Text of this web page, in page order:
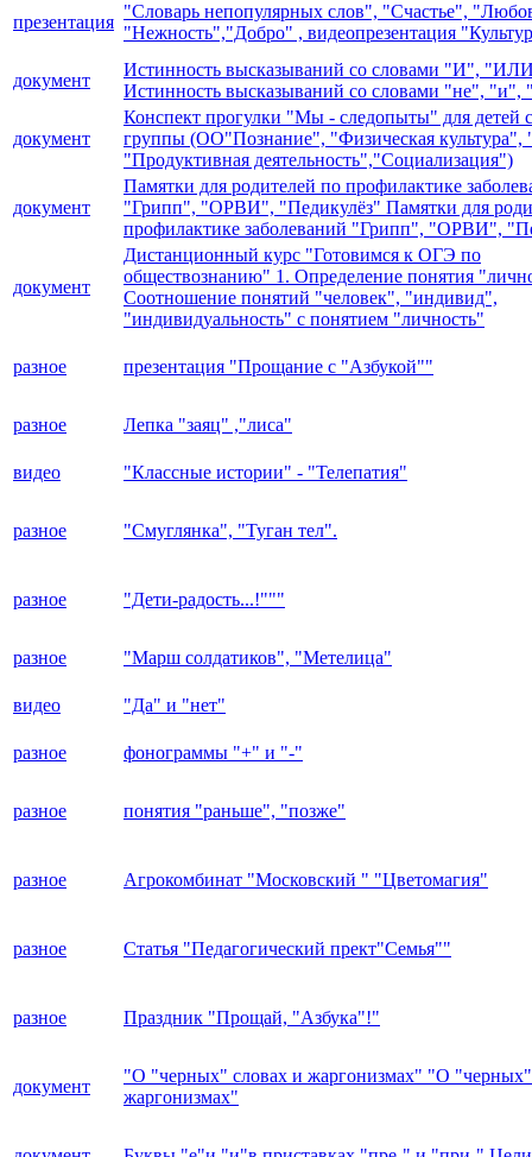
презентация
"Словарь непопулярных слов", "Счастье",
"Нежность","Добро" , видеопрезентация
документ
Истинность высказываний со словами "И",
Истинность высказываний со словами "не", "и",
документ
Конспект прогулки "Мы - следопыты" для детей
группы (ОО"Познание", "Физическая культура",
"Продуктивная деятельность","Социализация")
документ
Памятки для родителей по профилактике
"Грипп", "ОРВИ", "Педикулёз" Памятки для
профилактике заболеваний "Грипп", "ОРВИ",
документ
Дистанционный курс "Готовимся к ОГЭ по
обществознанию" 1. Определение понятия
Соотношение понятий "человек", "индивид",
"индивидуальность" с понятием "личность"
разное презентация "Прощание с "Азбукой""
разное Лепка "заяц" ,"лиса"
видео "Классные истории" - "Телепатия"
разное "Смуглянка", "Туган тел".
разное "Дети-радость...!"""
разное "Марш солдатиков", "Метелица"
видео "Да" и "нет"
разное фонограммы "+" и "-"
разное понятия "раньше", "позже"
разное Агрокомбинат "Московский " "Цветомагия"
разное Статья "Педагогический прект"Семья""
разное Праздник "Прощай, "Азбука"!"
документ
"О "черных" словах и жаргонизмах" "О "черных"
жаргонизмах"